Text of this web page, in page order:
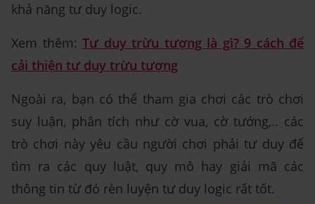
khả năng tư duy logic.
Xem thêm: Tư duy trừu tượng là gì? 9 cách để
cải thiện tư duy trừu tượng
Ngoài ra, bạn có thể tham gia chơi các trò chơi
suy luận, phân tích như cờ vua, cờ tướng,.. các
trò chơi này yêu cầu người chơi phải tư duy để
tìm ra các quy luật, quy mô hay giải mã các
thông tin từ đó rèn luyện tư duy logic rất tốt.